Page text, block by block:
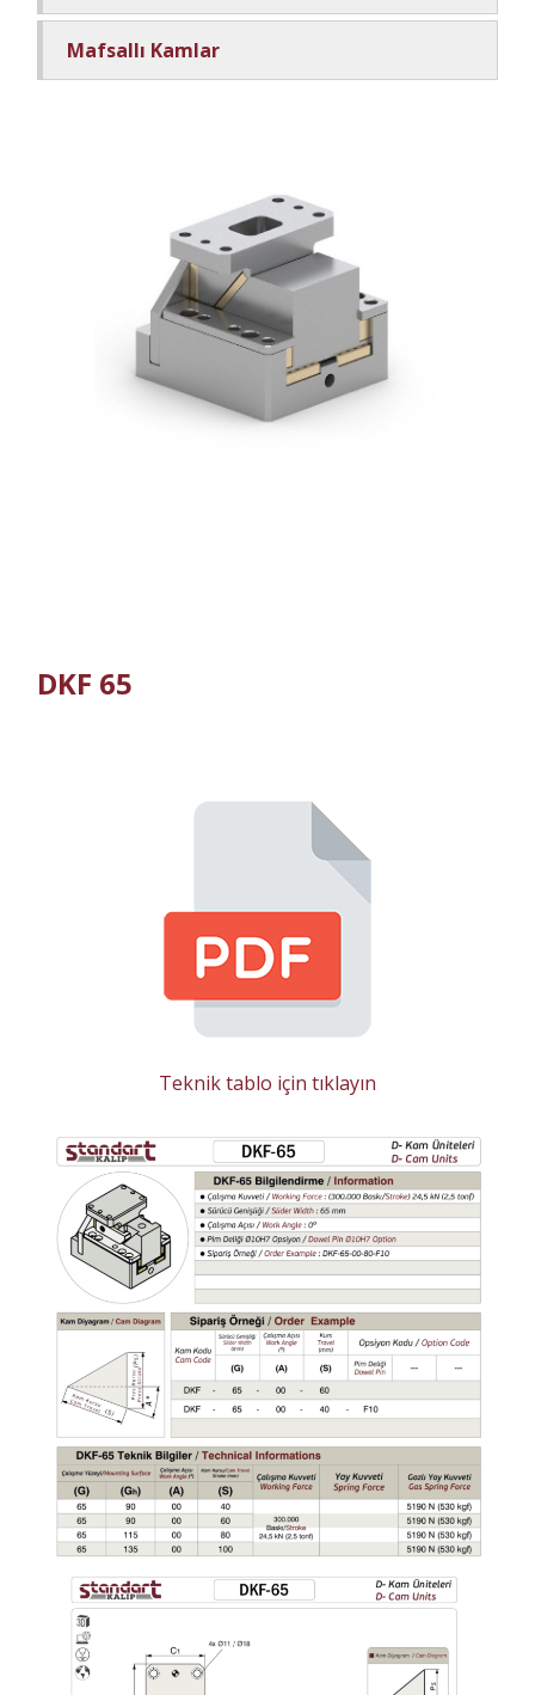
Mafsallı Kamlar
DKF 65
Teknik tablo için tıklayın